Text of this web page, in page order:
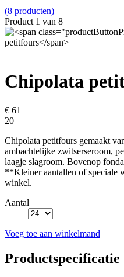
(8 producten)
Product 1 van 8
Chipolata
€ 61
20
Chipolata petitfours gemaakt
ambachtelijke zwitserseroom,
laagje slagroom. Bovenop
**Kleiner aantallen of speciale
winkel.
Aantal
Voeg toe aan winkelmand
Productspecificatie